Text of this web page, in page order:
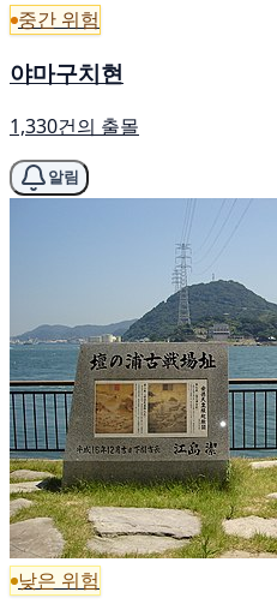
중간 위험
야마구치현
1,330건의 출몰
알림
낮은 위험